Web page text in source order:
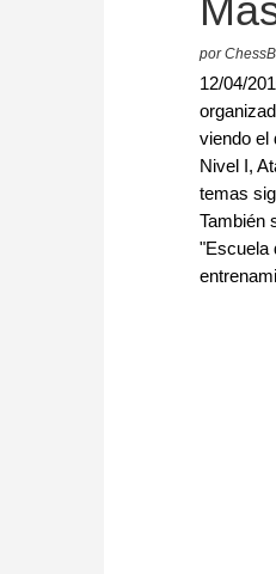
por
12/04/
viendo el
Nivel I,
temas
También
"Escuela